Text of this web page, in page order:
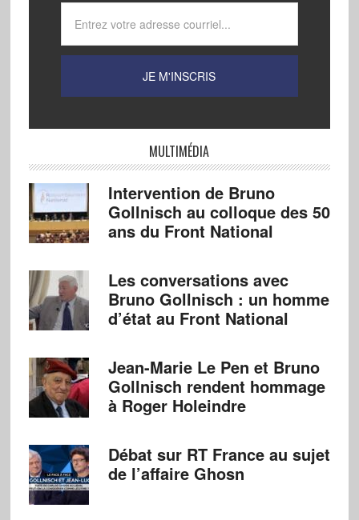
MULTIMÉDIA
Intervention de Bruno
Gollnisch au colloque des 50
ans du Front National
Les conversations avec
Bruno Gollnisch : un homme
d’état au Front National
Jean-Marie Le Pen et Bruno
Gollnisch rendent hommage
à Roger Holeindre
Débat sur RT France au sujet
de l’affaire Ghosn